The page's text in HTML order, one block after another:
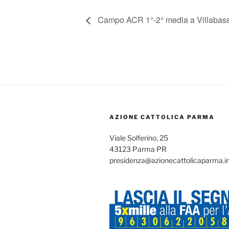
Campo ACR 1°-2° media a
AZIONE CATTOLICA PARMA
Viale Solferino, 25
43123 Parma PR